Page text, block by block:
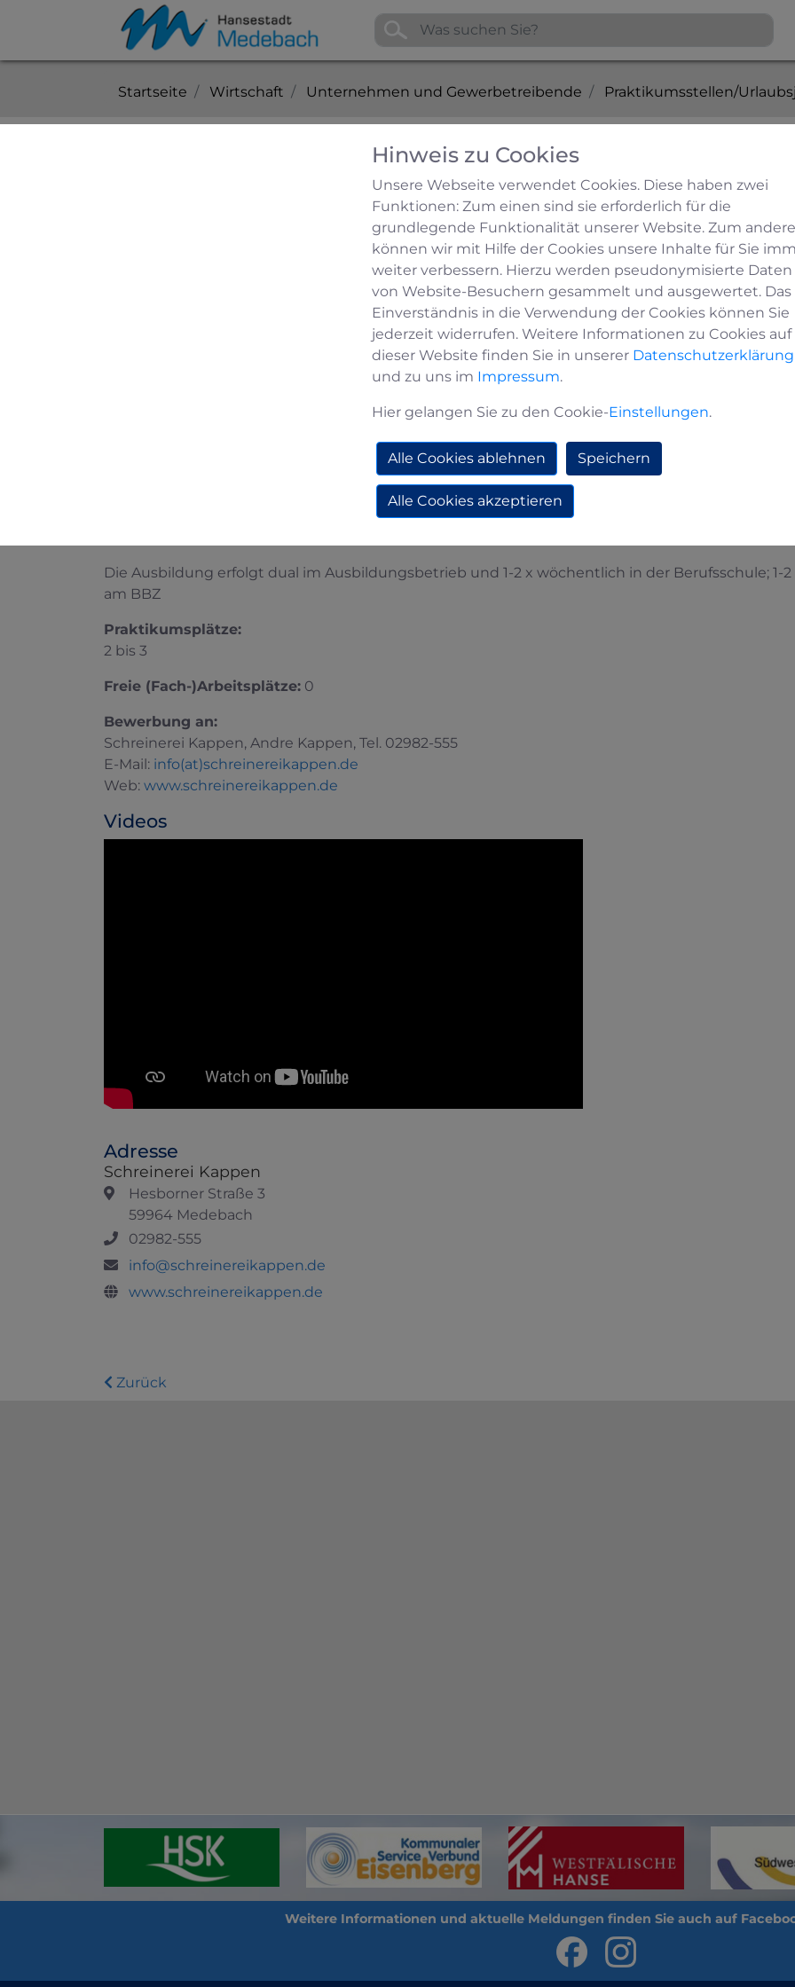
Startseite Wirtschaft Unternehmen und Gewerbetreibende Praktikumsstellen/
Praktikumsstellen/Urlaubsjobs
Andre Kappen, Hesborner Str. 3, 59964 Medebach
Neue Wege gehen mit Holz und dabei natürlich wohnen.
Fenster, Türen, Treppen, Innenausbau, Möbel, Bettsysteme
Hesborner Str. 3, Medebach-Dreislar und Filale/Werk 2 Nordwall 36, Medebach
9, davon 3 Auszubildende
Ausbildungsberufe mit gewünschtem Schulabschluß:
Die Ausbildung erfolgt dual im Ausbildungsbetrieb und 1-2 x wöchentlich in der Berufsschule;
am BBZ
Praktikumsplätze:
2 bis 3
Freie (Fach-)Arbeitsplätze: 0
Bewerbung an:
Schreinerei Kappen, Andre Kappen, Tel. 02982-555
E-Mail: info(at)schreinereikappen.de
Web: www.schreinereikappen.de
Videos
Adresse
Schreinerei Kappen
Hesborner Straße 3
59964 Medebach
02982-555
info@schreinereikappen.de
www.schreinereikappen.de
Zurück
Hinweis zu Cookies
Unsere Webseite verwendet Cookies. Diese haben zwei
Funktionen: Zum einen sind sie erforderlich für die
grundlegende Funktionalität unserer Website. Zum
können wir mit Hilfe der Cookies unsere Inhalte für Sie
weiter verbessern. Hierzu werden pseudonymisierte Daten
von Website-Besuchern gesammelt und ausgewertet. Das
Einverständnis in die Verwendung der Cookies können Sie
jederzeit widerrufen. Weitere Informationen zu Cookies auf
dieser Website finden Sie in unserer Datenschutzerklärung
und zu uns im Impressum.
Hier gelangen Sie zu den Cookie-Einstellungen.
Alle Cookies ablehnen Speichern
Alle Cookies akzeptieren